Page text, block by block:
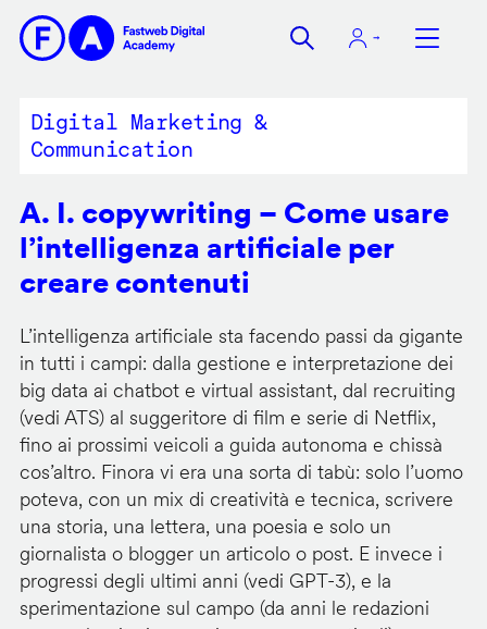
contenuto
Digital Marketing &
Communication
A. I. copywriting – Come usare
l’intelligenza artificiale per
creare contenuti
L’intelligenza artificiale sta facendo passi da gigante
in tutti i campi: dalla gestione e interpretazione dei
big data ai chatbot e virtual assistant, dal recruiting
(vedi ATS) al suggeritore di film e serie di Netflix,
fino ai prossimi veicoli a guida autonoma e chissà
cos’altro. Finora vi era una sorta di tabù: solo l’uomo
poteva, con un mix di creatività e tecnica, scrivere
una storia, una lettera, una poesia e solo un
giornalista o blogger un articolo o post. E invece i
progressi degli ultimi anni (vedi GPT-3), e la
sperimentazione sul campo (da anni le redazioni